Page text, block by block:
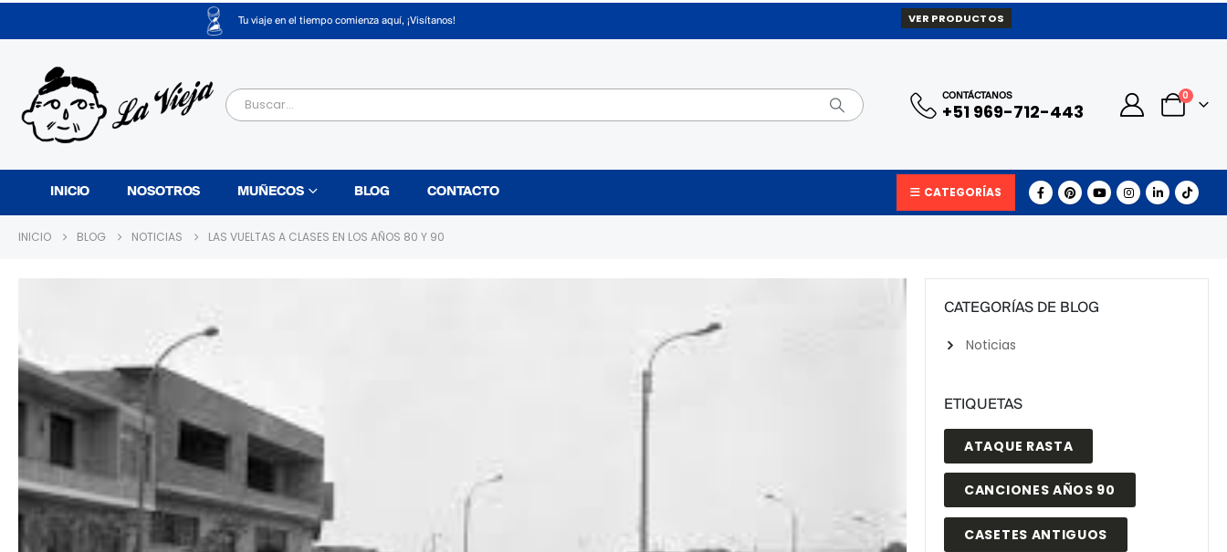
Tu viaje en el tiempo comienza aquí, ¡Visítanos! VER PRODUCTOS
CONTÁCTANOS
+51 969-712-443
0
INICIO NOSOTROS MUÑECOS BLOG CONTACTO CATEGORÍAS
INICIO BLOG NOTICIAS LAS VUELTAS A CLASES EN LOS AÑOS 80 Y 90
CATEGORÍAS DE BLOG
Noticias
ETIQUETAS
ATAQUE RASTA
CANCIONES AÑOS 90
CASETES ANTIGUOS